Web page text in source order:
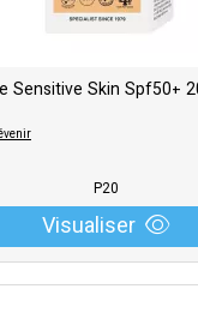
Sensitive Skin Spf50+
P20
Visualiser